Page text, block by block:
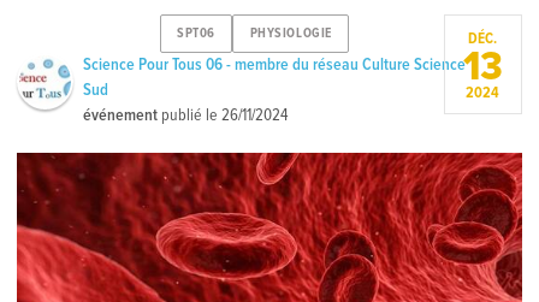
SPT06 PHYSIOLOGIE
Science Pour Tous 06 - membre du réseau Culture Science
Sud
événement publié le26/11/2024
DÉC.
13
2024